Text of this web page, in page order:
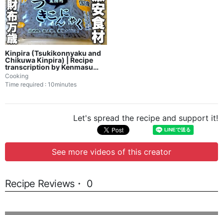
Kinpira (Tsukikonnyaku and
Chikuwa Kinpira) | Recipe
transcription by Kenmasu
Cooking
Cooking
Time required : 10minutes
Let's spread the recipe and support it!
See more videos of this creator
Recipe Reviews・ 0